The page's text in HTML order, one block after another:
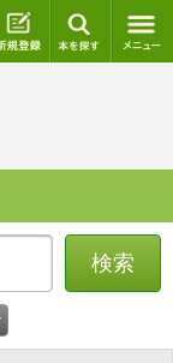
ログイン 新規登録
検索